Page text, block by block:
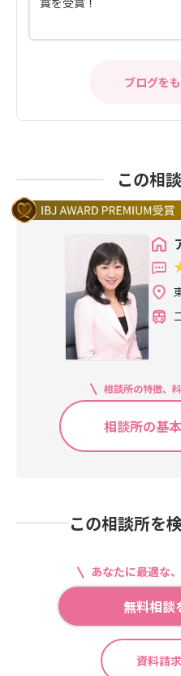
ブログを
この相
相談所の特徴、
相談所の基
この相談所を
あなたに最適な
無料相談
資料請